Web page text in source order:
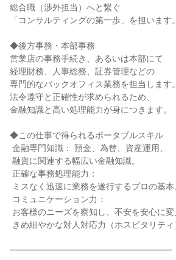
総合職（渉外担当）へと繋ぐ
「コンサルティングの第一歩」を担います。
◆後方事務・本部事務
営業店の事務手続き、あるいは本部にて
経理財務、人事総務、証券管理などの
専門的なバックオフィス業務を担当します。
法令遵守と正確性が求められるため、
金融知識と高い処理能力が身につきます。
◆この仕事で得られるポータブルスキル
━━━━━━━━━━━━━━━━━━━